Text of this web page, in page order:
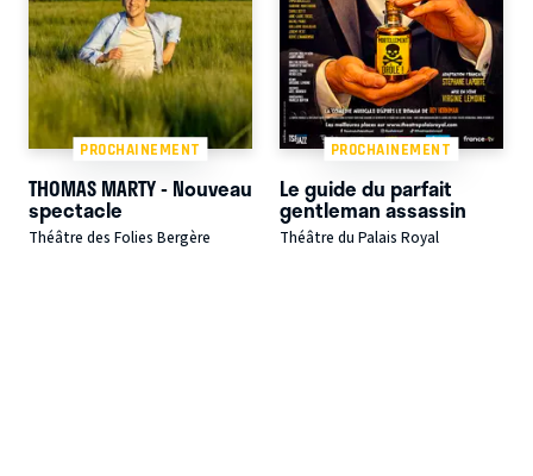
PROCHAINEMENT
THOMAS MARTY - Nouveau
spectacle
Théâtre des Folies Bergère
PROCHAINEMENT
Le guide du parfait
gentleman assassin
Théâtre du Palais Royal